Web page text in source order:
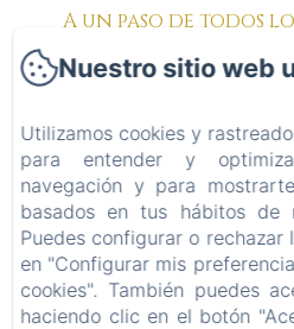
A un paso de todos
Wifi
Fibra de alta velocidad
mejores momentos o
Nuestro sitio web
Utilizamos cookies y
para entender y
navegación y para
basados en tus hábitos
Puedes configurar o rechazar
en "Configurar mis
cookies". También puedes
haciendo clic en el botón